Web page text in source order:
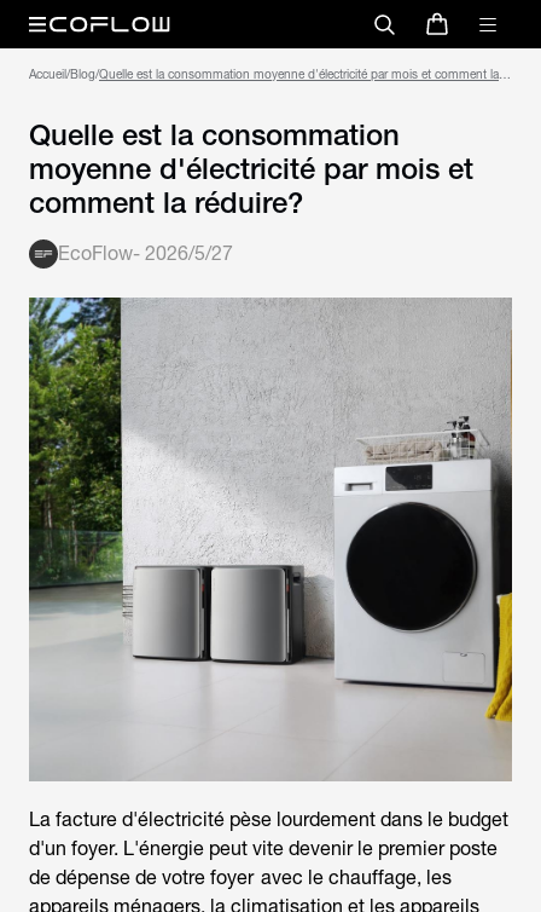
Accueil/Blog/Quelle est la consommation moyenne d'électricité par mois et comment la
Quelle est la consommation
moyenne d'électricité par mois et
comment la réduire?
EcoFlow- 2026/5/27
La facture d'électricité pèse lourdement dans le budget
d'un foyer. L'énergie peut vite devenir le premier poste
de dépense de votre foyer avec le chauffage, les
appareils ménagers, la climatisation et les appareils